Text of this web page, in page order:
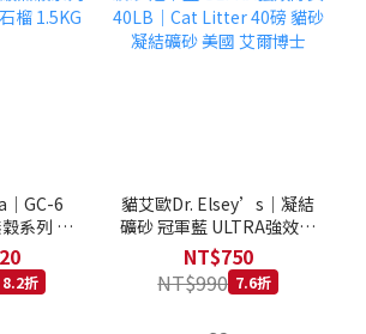
GC-6
列 室
1.5KG
8.2折
貓艾歐Dr. Elsey’s｜凝結
礦砂 冠軍藍 ULTRA強效除
臭 40LB｜Cat Litter 40磅
士
NT$750
NT$990 7.6折